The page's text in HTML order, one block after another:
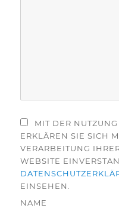
MIT DER
ERKLÄREN SIE SICH
VERARBEITUNG
WEBSITE
EINSEHEN.
NAME